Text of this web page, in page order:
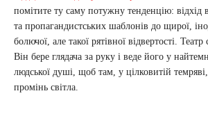
помітите ту саму потужну тенденцію: відхід
та пропагандистських шаблонів до щирої,
болючої, але такої рятівної відвертості.
Він бере глядача за руку і веде його у
людської душі, щоб там, у цілковитій
промінь світла.